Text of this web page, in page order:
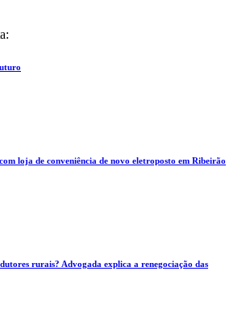
loja de conveniência de novo eletroposto em Ribeirão
rurais? Advogada explica a renegociação das